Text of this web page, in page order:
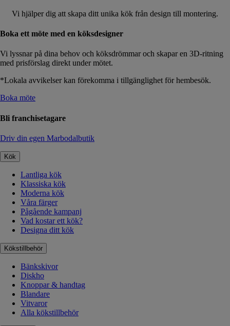
Vi hjälper dig att skapa ditt unika kök från design till montering.
Boka ett möte med en köksdesigner
Vi lyssnar på dina behov och köksdrömmar och skapar en 3D-ritning
med prisförslag direkt under mötet.
*Lokala avvikelser kan förekomma i tillgänglighet för hembesök.
Boka möte
Bli franchisetagare
Driv din egen Marbodalbutik
Kök
Lantliga kök
Klassiska kök
Moderna kök
Våra färger
Pågående kampanj
Vad kostar ett kök?
Designa ditt kök
Kökstillbehör
Bänkskivor
Diskho
Knoppar & handtag
Blandare
Vitvaror
Alla kökstillbehör